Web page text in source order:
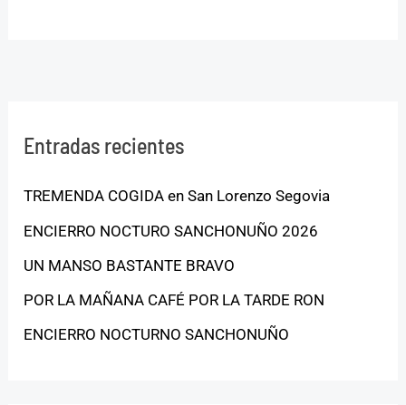
Entradas recientes
TREMENDA COGIDA en San Lorenzo Segovia
ENCIERRO NOCTURO SANCHONUÑO 2026
UN MANSO BASTANTE BRAVO
POR LA MAÑANA CAFÉ POR LA TARDE RON
ENCIERRO NOCTURNO SANCHONUÑO